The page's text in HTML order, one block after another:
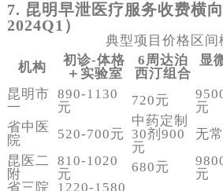
7. 昆明早泄医疗服务收费横
2024Q1）
典型项目价格区间
机构
初诊-体格
＋实验室
6周达泊
西汀组合
显
昆明市
一
890-1130
元
720元
元
省中医
院
520-700元
中药定制
30剂900
元
无
昆医二
附
810-1020
元
680元
元
省三院
1220-1580